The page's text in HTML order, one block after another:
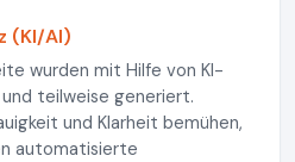
(KI/AI)
wurden mit Hilfe von KI-
teilweise generiert.
und Klarheit bemühen,
automatisierte